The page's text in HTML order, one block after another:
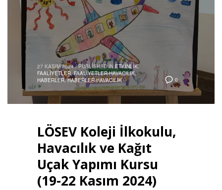
0
27 KASIM 2024 / PUBLISHED IN ETKINLIK,
FAALIYETLER,FAALIYETLER-HAVACILIK,
HABERLER,HABERLER-HAVACILIK
LÖSEV Koleji İlkokulu,
Havacılık ve Kağıt
Uçak Yapımı Kursu
(19-22 Kasım 2024)